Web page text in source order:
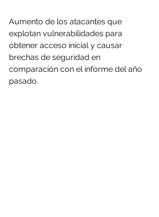
Aumento de los atacantes que
explotan vulnerabilidades para
obtener acceso inicial y causar
brechas de seguridad en
comparación con el informe del año
pasado.